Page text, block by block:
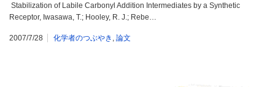
Stabilization of Labile Carbonyl Addition Intermediates by a Synthetic
Receptor, Iwasawa, T.; Hooley, R. J.; Rebe…
2007/7/28 化学者のつぶやき , 論文